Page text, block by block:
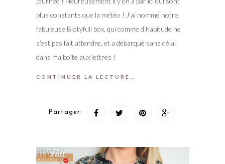
plus constants que la météo ! J’ai nommé notre
fabuleuse Biotyfull box, qui comme d’habitude ne
s’est pas fait attendre, et a débarqué sans délai
dans ma boîte aux lettres !
CONTINUER LA LECTURE…
Partager: